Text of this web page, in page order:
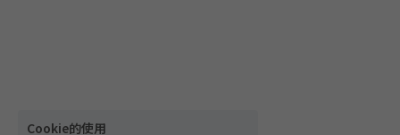
Cookie的使用